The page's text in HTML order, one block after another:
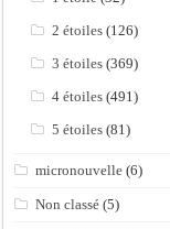
2 étoiles (126)
3 étoiles (369)
4 étoiles (491)
5 étoiles (81)
micronouvelle (6)
Non classé (5)